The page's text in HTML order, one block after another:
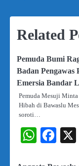
Related
Pemuda Bumi
Badan Pengawas
Emersia Bandar
Pemuda Mesuji Minta
Hibah di Bawaslu
soroti…